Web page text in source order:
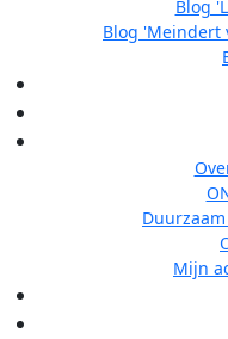
Blog
Blog 'Meindert
Mijn